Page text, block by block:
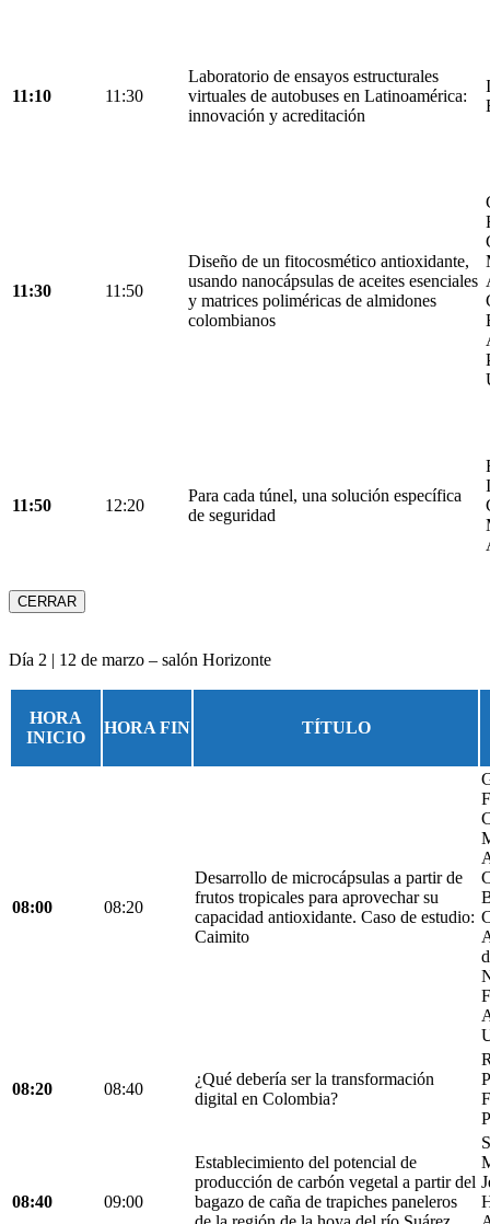
11:10 11:30
Laboratorio de ensayos estructurales
virtuales de autobuses en Latinoamérica:
innovación y acreditación
11:30 11:50
Diseño de un fitocosmético antioxidante,
usando nanocápsulas de aceites esenciales
y matrices poliméricas de almidones
colombianos
11:50 12:20
Para cada túnel, una solución específica
de seguridad
CERRAR
Día 2 | 12 de marzo – salón Horizonte
HORA
INICIO
HORA FIN TÍTULO
08:00 08:20
Desarrollo de microcápsulas a partir de
frutos tropicales para aprovechar su
capacidad antioxidante. Caso de estudio:
Caimito
08:20 08:40
¿Qué debería ser la transformación
digital en Colombia?
08:40 09:00
Establecimiento del potencial de
producción de carbón vegetal a partir del
bagazo de caña de trapiches paneleros